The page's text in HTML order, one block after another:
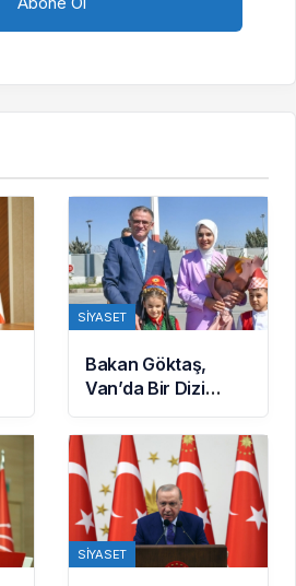
SIYASET
Bakan Göktaş,
Van’da Bir Dizi
Temasta Bulundu
SIYASET